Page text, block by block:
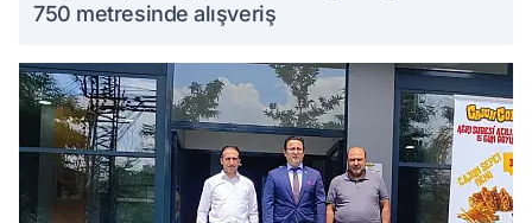
750 metresinde alışveriş